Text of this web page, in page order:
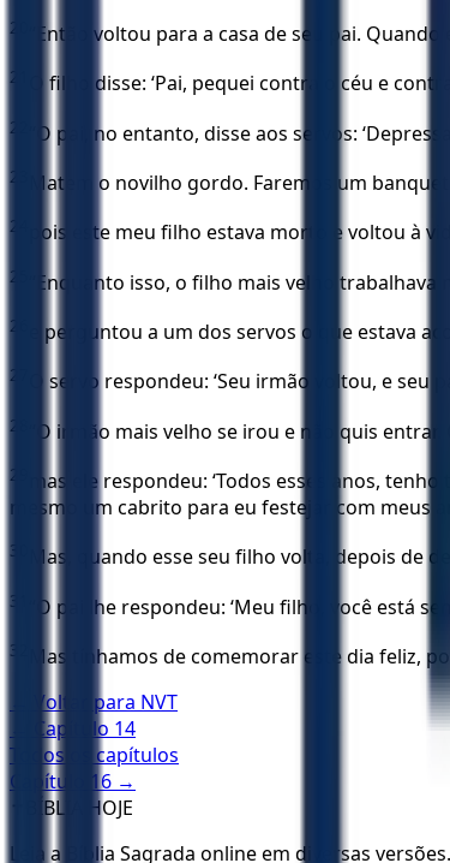
20 “Então voltou para a casa de seu pai.
21 O filho disse: ‘Pai, pequei contra o céu e
22 “O pai, no entanto, disse aos servos:
23 Matem o novilho gordo. Faremos um
24 pois este meu filho estava morto e voltou à
25 “Enquanto isso, o filho mais velho
26 e perguntou a um dos servos o que estava
27 O servo respondeu: ‘Seu irmão voltou, e
28 “O irmão mais velho se irou e não quis
29
mas ele respondeu: ‘Todos esses anos,
mesmo um cabrito para eu festejar com meus
30 Mas, quando esse seu filho volta, depois de
31 “O pai lhe respondeu: ‘Meu filho, você está
32
Mas tínhamos de comemorar este dia feliz,
← Voltar para NVT
← Capítulo 14
Todos os capítulos
Capítulo
16 →
BÍBLIA HOJE
Leia a Bíblia Sagrada online em diversas